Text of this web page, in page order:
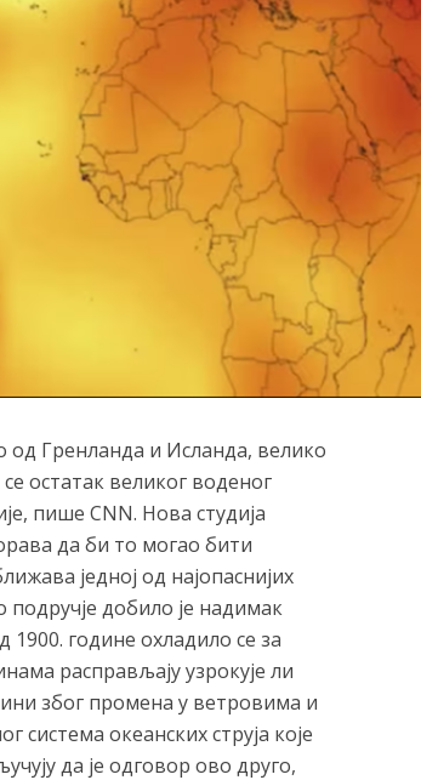
од Гренланда и Исланда, велико
остатак великог воденог
пише CNN. Нова студија
да би то могао бити
једној од најопаснијих
добило је надимак
године охладило се за
расправљају узрокује ли
због промена у ветровима и
океанских струја које
да је одговор ово друго,